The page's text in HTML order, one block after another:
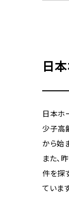
日
日本ホ
少子高
から始
また、
件を探
ています